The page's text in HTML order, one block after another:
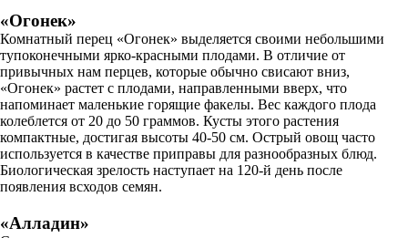
«Огонек»
Комнатный перец «Огонек» выделяется своими небольшими
тупоконечными ярко-красными плодами. В отличие от
привычных нам перцев, которые обычно свисают вниз,
«Огонек» растет с плодами, направленными вверх, что
напоминает маленькие горящие факелы. Вес каждого плода
колеблется от 20 до 50 граммов. Кусты этого растения
компактные, достигая высоты 40-50 см. Острый овощ часто
используется в качестве приправы для разнообразных блюд.
Биологическая зрелость наступает на 120-й день после
появления всходов семян.
«Алладин»